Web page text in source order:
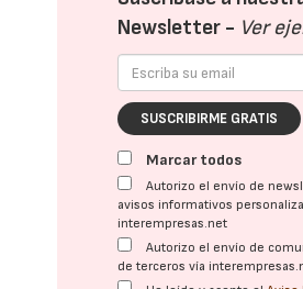
Newsletter - Ver
SUSCRIBIRME GRATIS
Marcar todos
Autorizo el envío de
avisos informativos
interempresas.net
Autorizo el envío de
de terceros vía